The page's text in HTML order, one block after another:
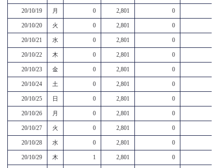
20/10/19 月 0 2,801 0
20/10/20 火 0 2,801 0
20/10/21 水 0 2,801 0
20/10/22 木 0 2,801 0
20/10/23 金 0 2,801 0
20/10/24 土 0 2,801 0
20/10/25 日 0 2,801 0
20/10/26 月 0 2,801 0
20/10/27 火 0 2,801 0
20/10/28 水 0 2,801 0
20/10/29 木 1 2,801 0